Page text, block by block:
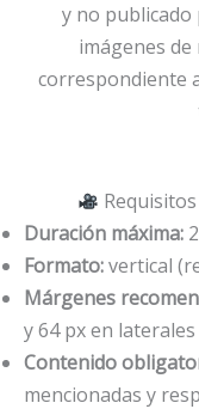
y no publicado
imágenes
correspondiente
Duración máxima:
Formato:vertical
Márgenes
y 64 px en laterales
Contenido
mencionadas y